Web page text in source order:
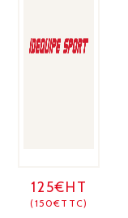
125€HT
(150€TTC)